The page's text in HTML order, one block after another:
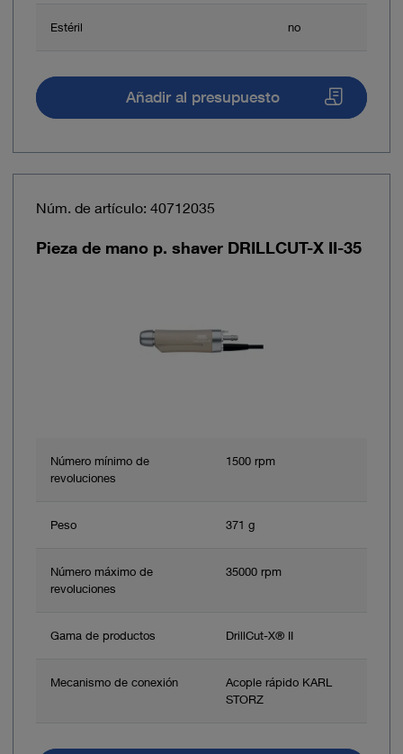
Estéril no
Añadir al presupuesto
Núm. de artículo: 40712035
Pieza de mano p. shaver DRILLCUT-X II-35
Número mínimo de
revoluciones
1500 rpm
Peso 371 g
Número máximo de
revoluciones
35000 rpm
Gama de productos DrillCut-X® II
Mecanismo de conexión
Acople rápido KARL
STORZ